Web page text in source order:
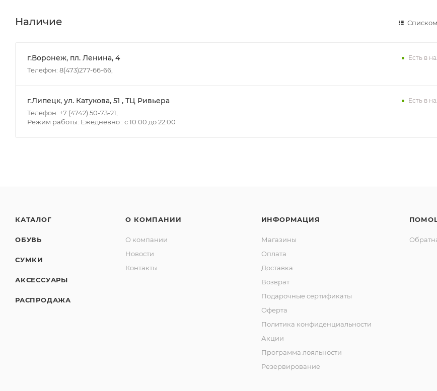
Наличие Списком
г.Воронеж, пл. Ленина, 4
Телефон: 8(473)277-66-66,
Есть в
г.Липецк, ул. Катукова, 51 , ТЦ Ривьера
Телефон: +7 (4742) 50-73-21,
Режим работы: Ежедневно : с 10.00 до 22.00
Есть в
КАТАЛОГ
ОБУВЬ
СУМКИ
АКСЕССУАРЫ
РАСПРОДАЖА
О КОМПАНИИ
О компании
Новости
Контакты
ИНФОРМАЦИЯ
Магазины
Оплата
Доставка
Возврат
Подарочные сертификаты
Оферта
Политика конфиденциальности
Акции
Программа лояльности
Резервирование